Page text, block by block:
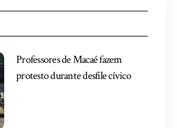
Professores de Macaé fazem
protesto durante desfile cívico